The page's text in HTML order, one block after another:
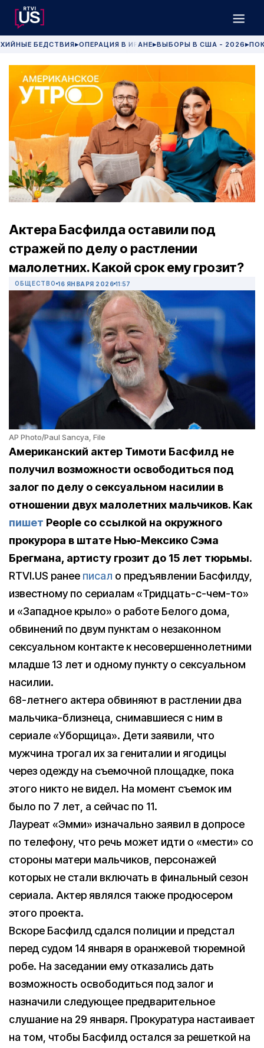
БЕДСТВИЯ▶ОПЕРАЦИЯ В ИРАНЕ▶ВЫБОРЫ В США - 2026 ▶
Актера Басфилда оставили под
стражей по делу о растлении
малолетних. Какой срок ему грозит?
ОБЩЕСТВО 16 ЯНВАРЯ 2026 11:57
AP Photo/Paul Sancya, File
Американский актер Тимоти Басфилд не
получил возможности освободиться под
залог по делу о сексуальном насилии в
отношении двух малолетних мальчиков. Как
пишет People со ссылкой на окружного
прокурора в штате Нью-Мексико Сэма
Брегмана, артисту грозит до 15 лет тюрьмы.
RTVI.US ранее писал о предъявлении Басфилду,
известному по сериалам «Тридцать-с-чем-то»
и «Западное крыло» о работе Белого дома,
обвинений по двум пунктам о незаконном
сексуальном контакте к несовершеннолетними
младше 13 лет и одному пункту о сексуальном
насилии.
68-летнего актера обвиняют в растлении два
мальчика-близнеца, снимавшиеся с ним в
сериале «Уборщица». Дети заявили, что
мужчина трогал их за гениталии и ягодицы
через одежду на съемочной площадке, пока
этого никто не видел. На момент съемок им
было по 7 лет, а сейчас по 11.
Лауреат «Эмми» изначально заявил в допросе
по телефону, что речь может идти о «мести» со
стороны матери мальчиков, персонажей
которых не стали включать в финальный сезон
сериала. Актер являлся также продюсером
этого проекта.
Вскоре Басфилд сдался полиции и предстал
перед судом 14 января в оранжевой тюремной
робе. На заседании ему отказались дать
возможность освободиться под залог и
назначили следующее предварительное
слушание на 29 января. Прокуратура настаивает
на том, чтобы Басфилд остался за решеткой на